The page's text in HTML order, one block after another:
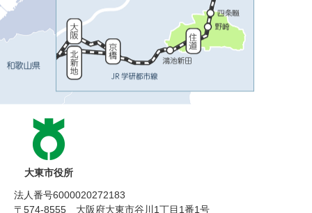
大東市役所
法人番号6000020272183
〒574-8555 大阪府大東市谷川1丁目1番1号